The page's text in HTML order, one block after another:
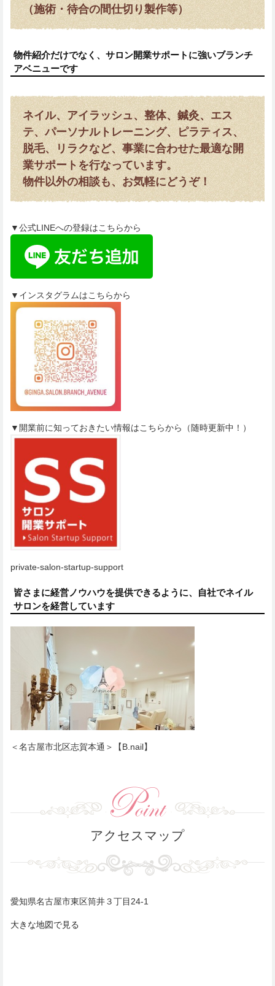
（施術・待合の間仕切り製作等）
物件紹介だけでなく、サロン開業サポートに強いブランチ
アベニューです
ネイル、アイラッシュ、整体、鍼灸、エス
テ、パーソナルトレーニング、ピラティス、
脱毛、リラクなど、事業に合わせた最適な開
業サポートを行なっています。
物件以外の相談も、お気軽にどうぞ！
▼公式LINEへの登録はこちらから
▼インスタグラムはこちらから
▼開業前に知っておきたい情報はこちらから（随時更新中！）
private-salon-startup-support
皆さまに経営ノウハウを提供できるように、自社でネイル
サロンを経営しています
＜名古屋市北区志賀本通＞【B.nail】
アクセスマップ
愛知県名古屋市東区筒井３丁目24-1
大きな地図で見る